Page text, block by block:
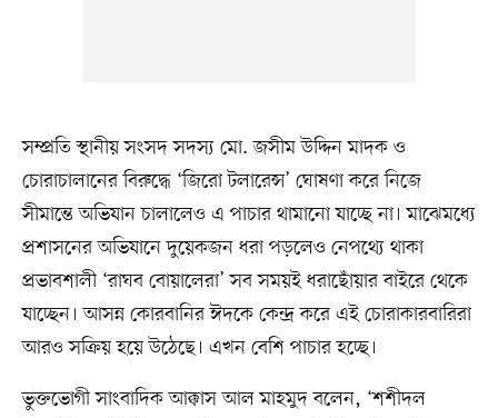
সম্প্রতি স্থানীয় সংসদ সদস্য মো. জসীম উদ্দিন মাদক ও
চোরাচালানের বিরুদ্ধে ‘জিরো টলারেন্স’ ঘোষণা করে নিজে
সীমান্তে অভিযান চালালেও এ পাচার থামানো যাচ্ছে না। মাঝেমধ্যে
প্রশাসনের অভিযানে দুয়েকজন ধরা পড়লেও নেপথ্যে থাকা
প্রভাবশালী ‘রাঘব বোয়ালেরা’ সব সময়ই ধরাছোঁয়ার বাইরে থেকে
যাচ্ছেন। আসন্ন কোরবানির ঈদকে কেন্দ্র করে এই চোরাকারবারিরা
আরও সক্রিয় হয়ে উঠেছে। এখন বেশি পাচার হচ্ছে।
ভুক্তভোগী সাংবাদিক আক্কাস আল মাহমুদ বলেন, ‘শশীদল